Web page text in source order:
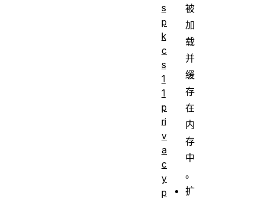
被
加
载
并
缓
存
在
内
存
中
。
扩
s
p
k
c
s
1
1
p
ri
v
a
c
y
p